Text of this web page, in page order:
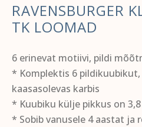
RAVENSBURGER
TK LOOMAD
6 erinevat motiivi, pildi
* Komplektis 6
kaasasolevas karbis
* Kuubiku külje pikkus on
* Sobib vanusele 4 aastat ja